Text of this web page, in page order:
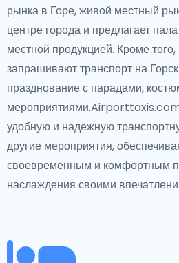
рынка в Горе, живой местный
центре города и предлагает
местной продукцией. Кроме
запрашивают транспорт на
празднование с парадами,
удобную и надежную
другие мероприятия,
своевременным и комфортным
наслаждения своими